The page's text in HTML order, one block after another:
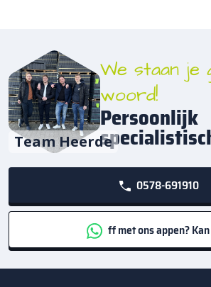
Team Heerde
We staan je
woord!
Persoonlijk
0578-691910
ff met ons appen?